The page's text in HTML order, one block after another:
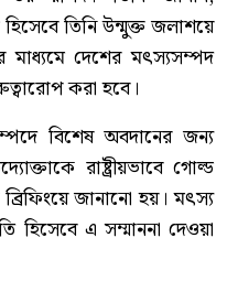
তিনি উন্মুক্ত জলাশয়ে
দেশের মৎস্যসম্পদ
করা হবে।
বিশেষ অবদানের জন্য
রাষ্ট্রীয়ভাবে গোল্ড
জানানো হয়। মৎস্য
হিসেবে এ সম্মাননা দেওয়া